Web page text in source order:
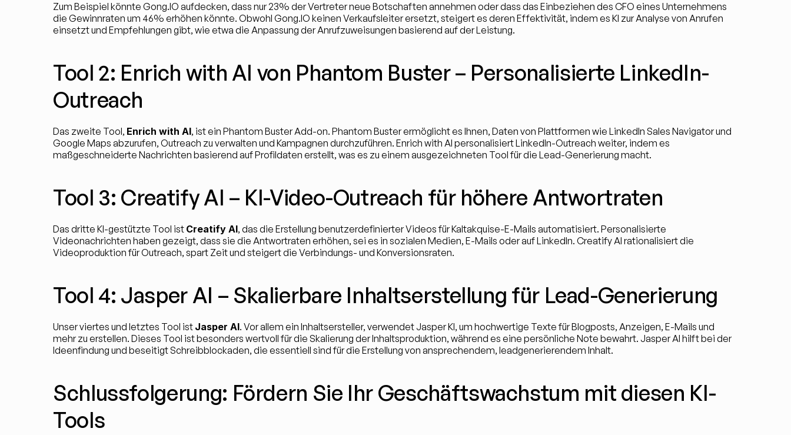
Zum Beispiel könnte Gong.IO aufdecken, dass nur 23% der Vertreter neue Botschaften annehmen oder dass das Einbeziehen des CFO eines Unternehmens
die Gewinnraten um 46% erhöhen könnte. Obwohl Gong.IO keinen Verkaufsleiter ersetzt, steigert es deren Effektivität, indem es KI zur Analyse von Anrufen
einsetzt und Empfehlungen gibt, wie etwa die Anpassung der Anrufzuweisungen basierend auf der Leistung.
Tool 2: Enrich with AI von Phantom Buster – Personalisierte LinkedIn-
Outreach
Das zweite Tool, Enrich with AI, ist ein Phantom Buster Add-on. Phantom Buster ermöglicht es Ihnen, Daten von Plattformen wie LinkedIn Sales Navigator und
Google Maps abzurufen, Outreach zu verwalten und Kampagnen durchzuführen. Enrich with AI personalisiert LinkedIn-Outreach weiter, indem es
maßgeschneiderte Nachrichten basierend auf Profildaten erstellt, was es zu einem ausgezeichneten Tool für die Lead-Generierung macht.
Tool 3: Creatify AI – KI-Video-Outreach für höhere Antwortraten
Das dritte KI-gestützte Tool ist Creatify AI, das die Erstellung benutzerdefinierter Videos für Kaltakquise-E-Mails automatisiert. Personalisierte
Videonachrichten haben gezeigt, dass sie die Antwortraten erhöhen, sei es in sozialen Medien, E-Mails oder auf LinkedIn. Creatify AI rationalisiert die
Videoproduktion für Outreach, spart Zeit und steigert die Verbindungs- und Konversionsraten.
Tool 4: Jasper AI – Skalierbare Inhaltserstellung für Lead-Generierung
Unser viertes und letztes Tool ist Jasper AI. Vor allem ein Inhaltsersteller, verwendet Jasper KI, um hochwertige Texte für Blogposts, Anzeigen, E-Mails und
mehr zu erstellen. Dieses Tool ist besonders wertvoll für die Skalierung der Inhaltsproduktion, während es eine persönliche Note bewahrt. Jasper AI hilft bei der
Ideenfindung und beseitigt Schreibblockaden, die essentiell sind für die Erstellung von ansprechendem, leadgenerierendem Inhalt.
Schlussfolgerung: Fördern Sie Ihr Geschäftswachstum mit diesen KI-
Tools